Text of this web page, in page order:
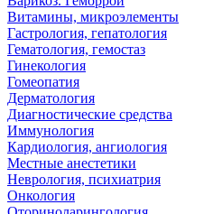
Витамины, микроэлементы
Гастрология, гепатология
Гематология, гемостаз
Гинекология
Гомеопатия
Дерматология
Диагностические средства
Иммунология
Кардиология, ангиология
Местные анестетики
Неврология, психиатрия
Онкология